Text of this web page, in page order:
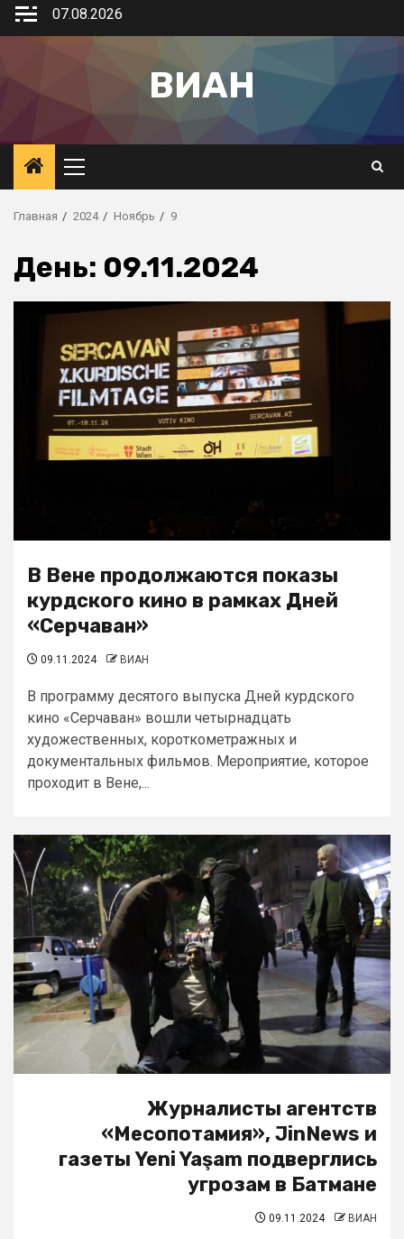
07.08.2026
ВИАН
Главная 2024 Ноябрь 9
День: 09.11.2024
В Вене продолжаются показы
курдского кино в рамках Дней
«Серчаван»
09.11.2024 ВИАН
В программу десятого выпуска Дней курдского
кино «Серчаван» вошли четырнадцать
художественных, короткометражных и
документальных фильмов. Мероприятие, которое
проходит в Вене,...
Журналисты агентств
«Месопотамия», JinNews и
газеты Yeni Yaşam подверглись
угрозам в Батмане
09.11.2024 ВИАН